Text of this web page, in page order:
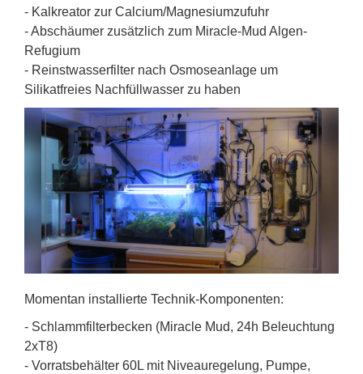
- Kalkreator zur Calcium/Magnesiumzufuhr
- Abschäumer zusätzlich zum Miracle-Mud Algen-
Refugium
- Reinstwasserfilter nach Osmoseanlage um
Silikatfreies Nachfüllwasser zu haben
Momentan installierte Technik-Komponenten:
- Schlammfilterbecken (Miracle Mud, 24h Beleuchtung
2xT8)
- Vorratsbehälter 60L mit Niveauregelung, Pumpe,